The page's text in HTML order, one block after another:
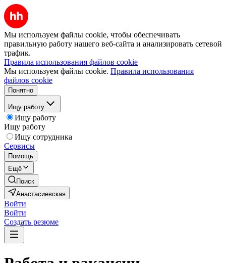
Мы используем файлы cookie, чтобы обеспечивать
правильную работу нашего веб-сайта и анализировать сетевой
трафик.
Правила использования файлов cookie
Мы используем файлы cookie. Правила использования
файлов cookie
Понятно
Ищу работу
Ищу работу
Ищу работу
Ищу сотрудника
Сервисы
Помощь
Ещё
Поиск
Анастасиевская
Войти
Войти
Создать резюме